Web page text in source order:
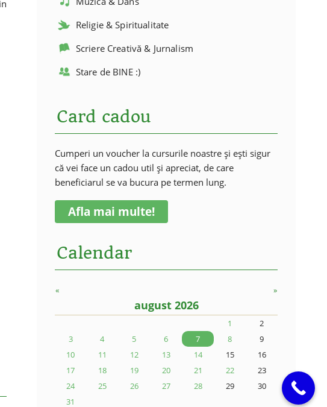
Religie & Spiritualitate
Scriere Creativă & Jurnalism
Stare de BINE :)
Card cadou
Cumperi un voucher la cursurile noastre și ești sigur
că vei face un cadou util și apreciat, de care
beneficiarul se va bucura pe termen lung.
Afla mai multe!
Calendar
« »
august 2026
1
2
3
4 5 6 7 8
9
10
11 12 13 14 15
16
17
18 19 20 21 22
23
24
25 26 27 28 29
30
31